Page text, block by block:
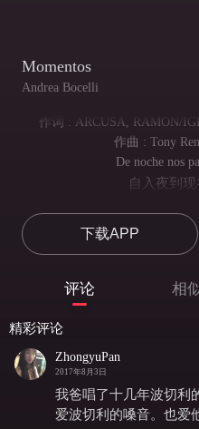
Momentos
Andrea Bocelli
作词 : ARCUSA, RAMON/
作曲 : Tony
De noche nos
自入夜到
我们一直在讲我们要
y a veces en
偶尔会
讲着讲
y yo me despedía
我每天从中醒来的梦
下载APP
评论 相
精彩评论
ZhongyuPan
2017年8月3日
我爸唱了十几年波切利
爱波切利的嗓音。也爱